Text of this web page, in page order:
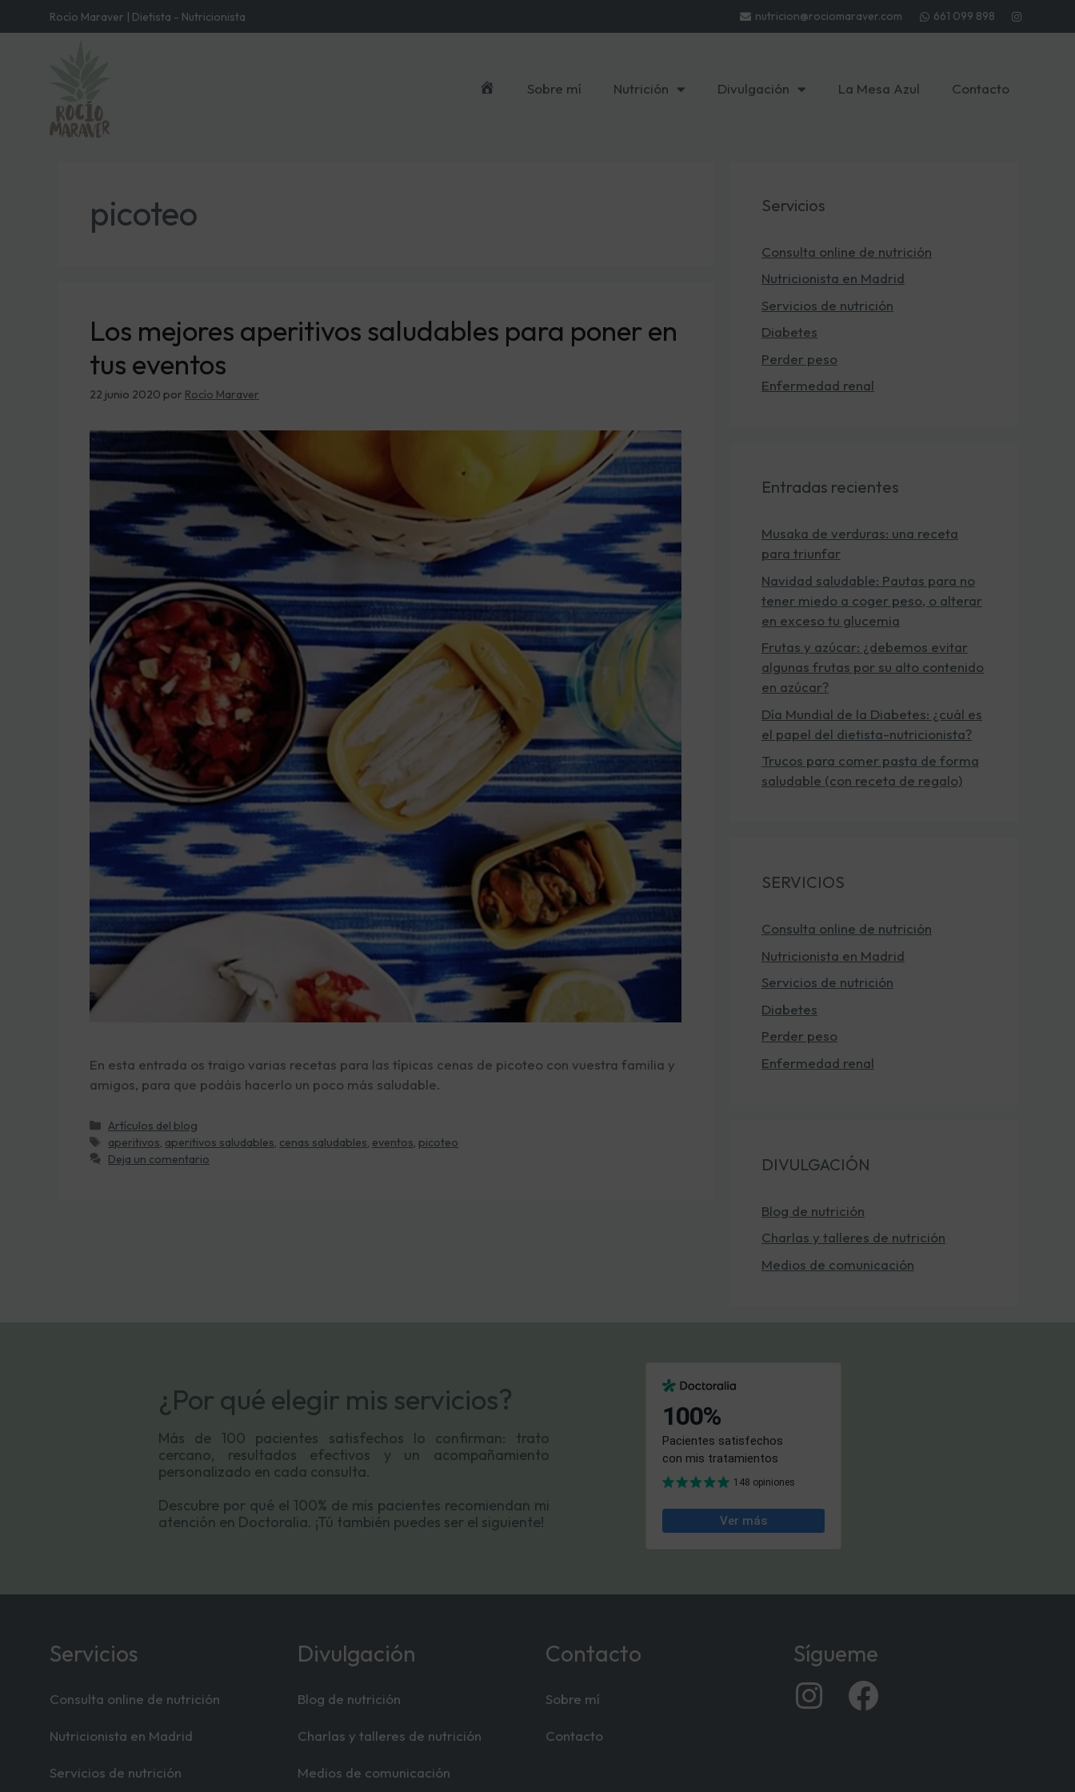
Rocío Maraver | Dietista - Nutricionista nutricion@rociomaraver.com 661 099 898
Inicio Sobre mí Nutrición Divulgación La Mesa Azul Contacto
picoteo
Los mejores aperitivos saludables para poner en
tus eventos
22 junio 2020 por Rocío Maraver
En esta entrada os traigo varias recetas para las típicas cenas de picoteo con vuestra familia y
amigos, para que podáis hacerlo un poco más saludable.
Artículos del blog
aperitivos, aperitivos saludables, cenas saludables, eventos,picoteo
Deja un comentario
Servicios
Consulta online de nutrición
Nutricionista en Madrid
Servicios de nutrición
Diabetes
Perder peso
Enfermedad renal
Entradas recientes
Musaka de verduras: una receta
para triunfar
Navidad saludable: Pautas para no
tener miedo a coger peso, o alterar
en exceso tu glucemia
Frutas y azúcar: ¿debemos evitar
algunas frutas por su alto contenido
en azúcar?
Día Mundial de la Diabetes: ¿cuál es
el papel del dietista-nutricionista?
Trucos para comer pasta de forma
saludable (con receta de regalo)
SERVICIOS
Consulta online de nutrición
Nutricionista en Madrid
Servicios de nutrición
Diabetes
Perder peso
Enfermedad renal
DIVULGACIÓN
Blog de nutrición
Charlas y talleres de nutrición
Medios de comunicación
¿Por qué elegir mis servicios?
Más de 100 pacientes satisfechos lo confirman: trato
cercano, resultados efectivos y un acompañamiento
personalizado en cada consulta.
Descubre por qué el 100% de mis pacientes recomiendan mi
atención en Doctoralia. ¡Tú también puedes ser el siguiente!
Servicios
Consulta online de nutrición
Nutricionista en Madrid
Servicios de nutrición
Divulgación
Blog de nutrición
Charlas y talleres de nutrición
Medios de comunicación
Contacto
Sobre mí
Contacto
Sígueme